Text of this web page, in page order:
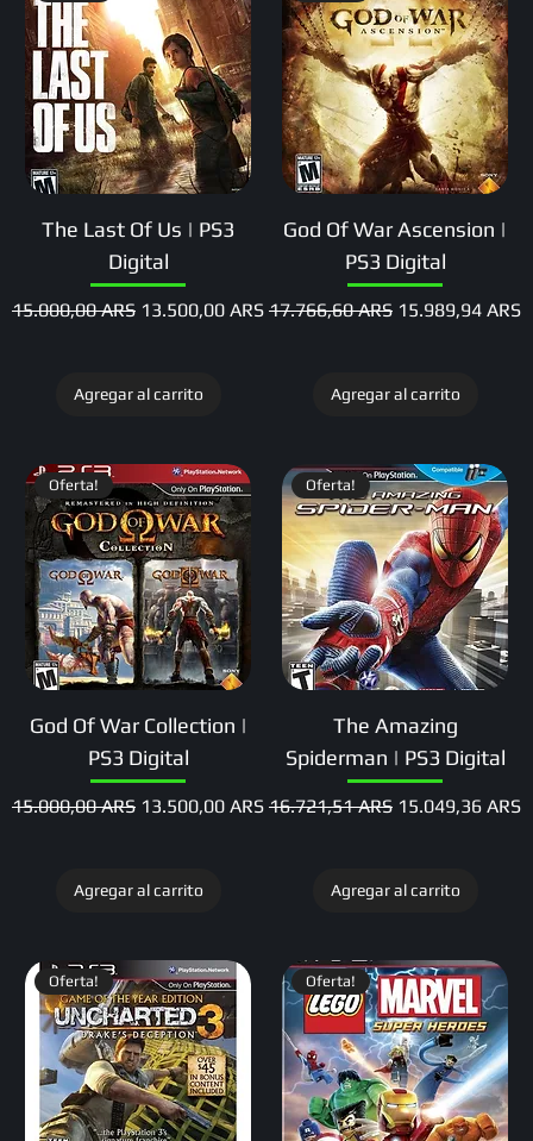
The Last Of Us | PS3
Digital
Precio
15.000,00 ARS Precio de oferta
13.500,00 ARS
Agregar al carrito
God Of War Ascension |
PS3 Digital
Precio
17.766,60 ARS Precio de oferta
15.989,94 ARS
Agregar al carrito
Oferta!
God Of War Collection |
PS3 Digital
Precio
15.000,00 ARS Precio de oferta
13.500,00 ARS
Agregar al carrito
Oferta!
The Amazing
Spiderman | PS3 Digital
Precio
16.721,51 ARS Precio de oferta
15.049,36 ARS
Agregar al carrito
Oferta! Oferta!